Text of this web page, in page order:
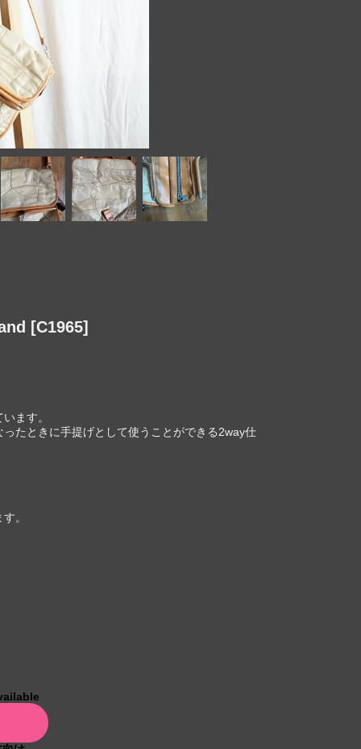
[C1965]
ます。
たときに手提げとして使うことができる2way仕
。